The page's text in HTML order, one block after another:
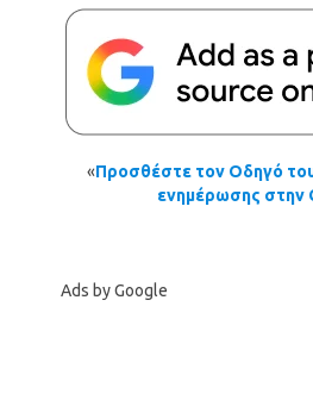
«Προσθέστε τον Οδηγό
ενημέρωσης στην
Ads by Google